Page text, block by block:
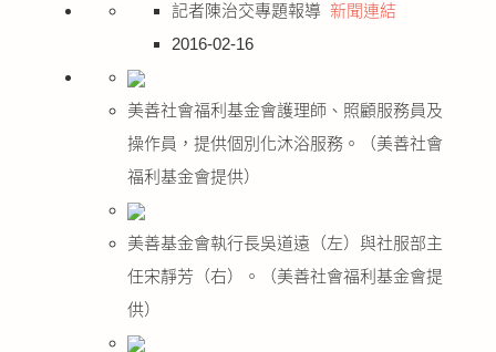
捐款徵信
公益義賣
聯絡我們
網站地圖
記者陳治交專題報導 新聞連結
2016-02-16
美善社會福利基金會護理師、照顧服務員及
操作員，提供個別化沐浴服務。（美善社會
福利基金會提供）
美善基金會執行長吳道遠（左）與社服部主
任宋靜芳（右）。（美善社會福利基金會提
供）